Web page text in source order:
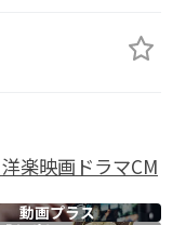
洋楽映画ドラマCM
動画プラス